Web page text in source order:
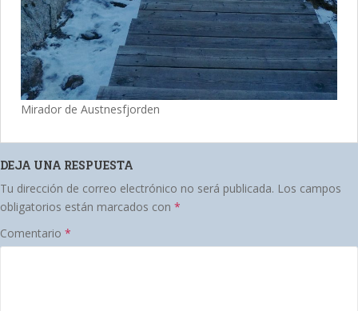
Mirador de Austnesfjorden
DEJA UNA RESPUESTA
Tu dirección de correo electrónico no será publicada. Los campos
obligatorios están marcados con *
Comentario *